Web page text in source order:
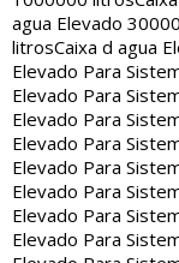
agua Elevado
litrosCaixa d agua
Elevado Para
Elevado Para
Elevado Para
Elevado Para
Elevado Para
Elevado Para
Elevado Para
Elevado Para